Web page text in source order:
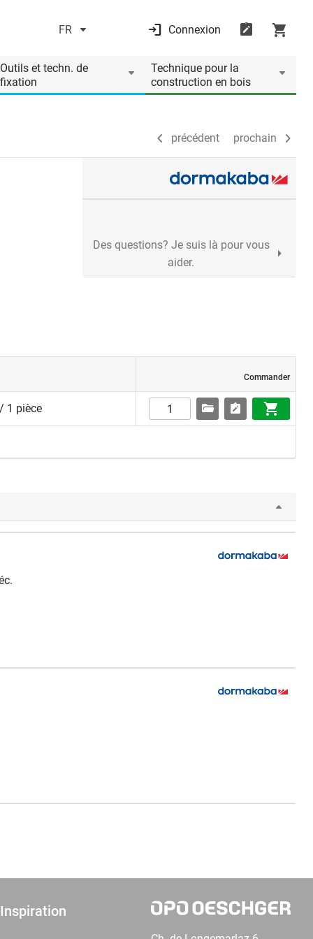
FR Connexion
Outils et techn. de
fixation
Technique pour la
construction en bois
précédent prochain
précédent prochain
Des questions? Je suis là pour vous
aider.
Commander
1 pièce
Inspiration